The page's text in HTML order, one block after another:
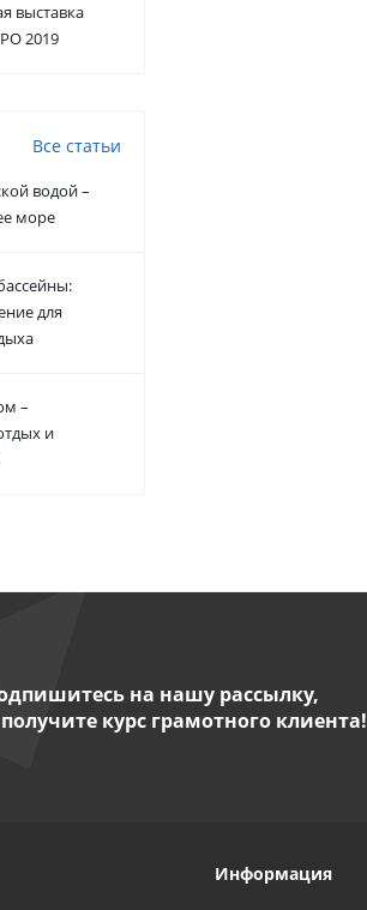
выставка
2019
Все статьи
водой –
море
для
–
и
на нашу рассылку,
курс грамотного клиента!
Информация